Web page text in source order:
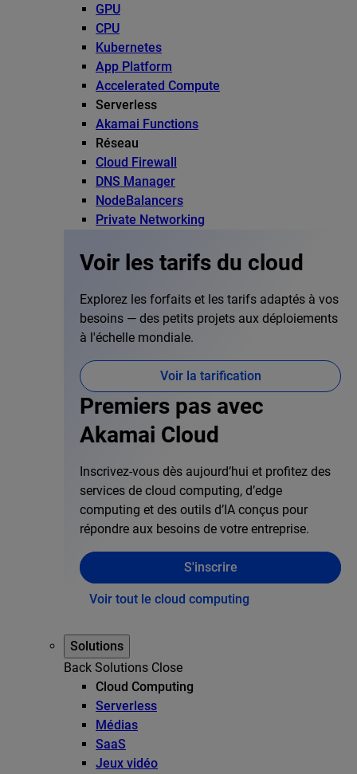
GPU
CPU
Kubernetes
App Platform
Accelerated Compute
Serverless
Akamai Functions
Réseau
Cloud Firewall
DNS Manager
NodeBalancers
Private Networking
Voir les tarifs du cloud
Explorez les forfaits et les tarifs adaptés à vos
besoins — des petits projets aux déploiements
à l'échelle mondiale.
Voir la tarification
Premiers pas avec
Akamai Cloud
Inscrivez-vous dès aujourd’hui et profitez des
services de cloud computing, d’edge
computing et des outils d’IA conçus pour
répondre aux besoins de votre entreprise.
S'inscrire
Voir tout le cloud computing
Solutions
Back Solutions Close
Cloud Computing
Serverless
Médias
SaaS
Jeux vidéo